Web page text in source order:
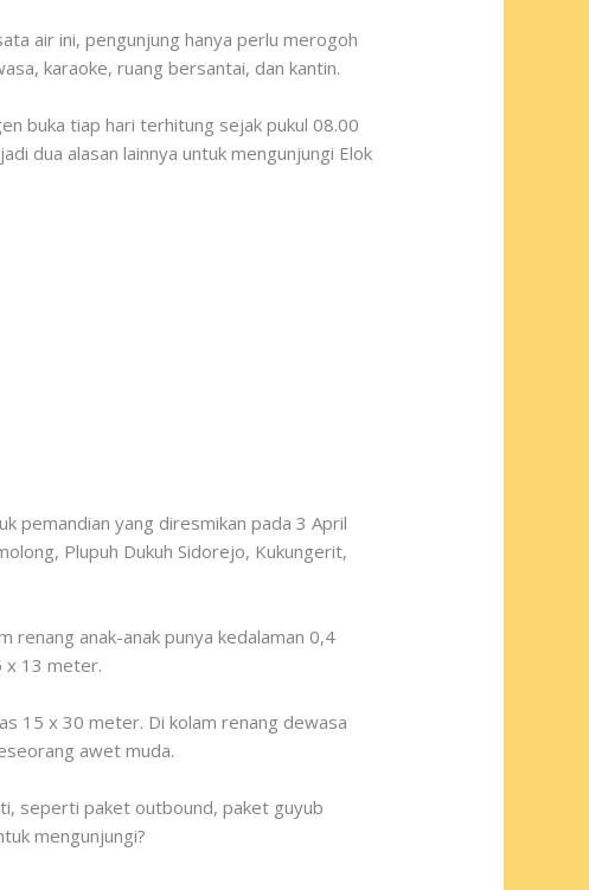
air ini, pengunjung hanya perlu merogoh
karaoke, ruang bersantai, dan kantin.
buka tiap hari terhitung sejak pukul 08.00
dua alasan lainnya untuk mengunjungi Elok
pemandian yang diresmikan pada 3 April
Plupuh Dukuh Sidorejo, Kukungerit,
renang anak-anak punya kedalaman 0,4
x 13 meter.
15 x 30 meter. Di kolam renang dewasa
awet muda.
seperti paket outbound, paket guyub
mengunjungi?